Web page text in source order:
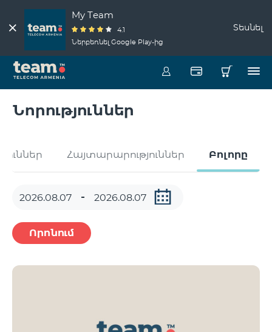
My Team
4.1
Ներբեռնել Google Play-ից
Տեսնել
Նորություններ
Հայտարարություններ Բոլորը
Որոնում